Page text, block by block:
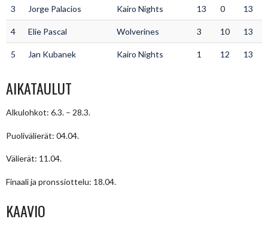
3 Jorge Palacios Kairo Nights 13 0 13
4 Elie Pascal Wolverines 3 10 13
5 Jan Kubanek Kairo Nights 1 12 13
AIKATAULUT
Alkulohkot: 6.3. – 28.3.
Puolivälierät: 04.04.
Välierät: 11.04.
Finaali ja pronssiottelu: 18.04.
KAAVIO